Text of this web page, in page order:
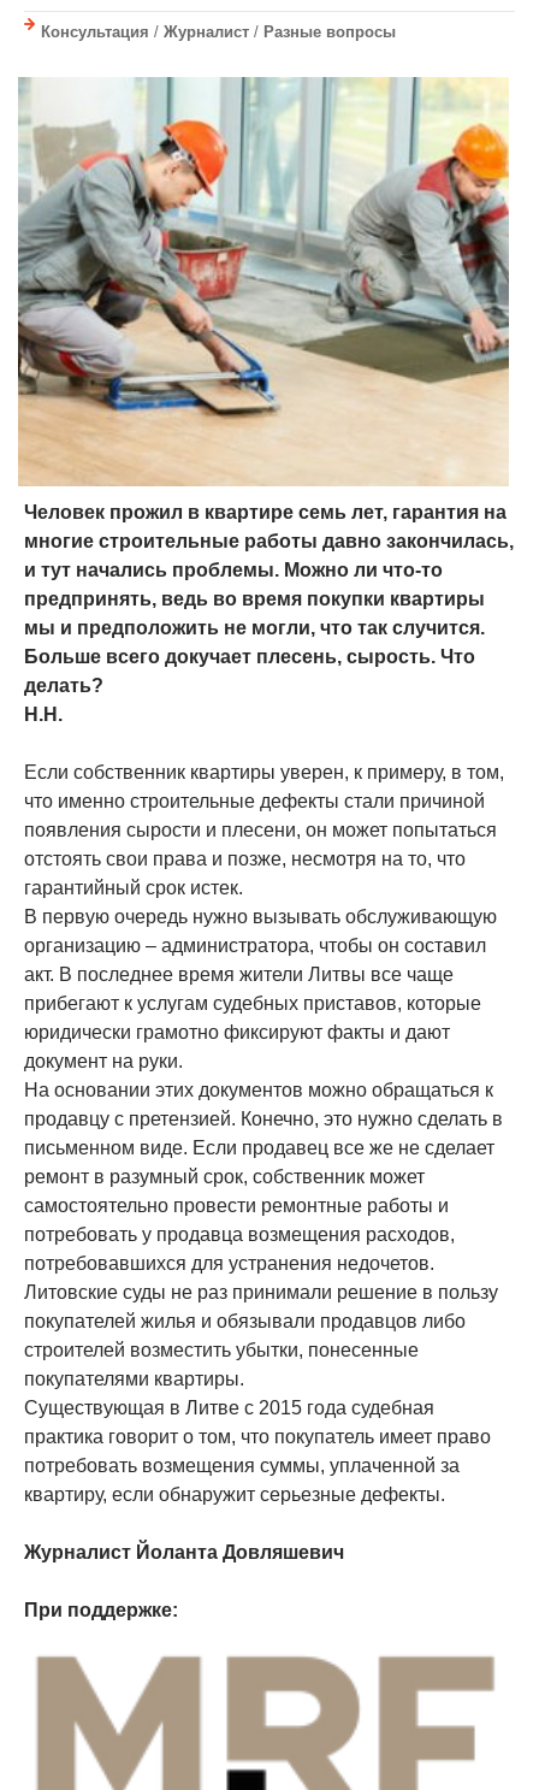
Консультация / Журналист / Разные вопросы
Человек прожил в квартире семь лет, гарантия на
многие строительные работы давно закончилась,
и тут начались проблемы. Можно ли что-то
предпринять, ведь во время покупки квартиры
мы и предположить не могли, что так случится.
Больше всего докучает плесень, сырость. Что
делать?
Н.Н.
Если собственник квартиры уверен, к примеру, в том,
что именно строительные дефекты стали причиной
появления сырости и плесени, он может попытаться
отстоять свои права и позже, несмотря на то, что
гарантийный срок истек.
В первую очередь нужно вызывать обслуживающую
организацию – администратора, чтобы он составил
акт. В последнее время жители Литвы все чаще
прибегают к услугам судебных приставов, которые
юридически грамотно фиксируют факты и дают
документ на руки.
На основании этих документов можно обращаться к
продавцу с претензией. Конечно, это нужно сделать в
письменном виде. Если продавец все же не сделает
ремонт в разумный срок, собственник может
самостоятельно провести ремонтные работы и
потребовать у продавца возмещения расходов,
потребовавшихся для устранения недочетов.
Литовские суды не раз принимали решение в пользу
покупателей жилья и обязывали продавцов либо
строителей возместить убытки, понесенные
покупателями квартиры.
Существующая в Литве с 2015 года судебная
практика говорит о том, что покупатель имеет право
потребовать возмещения суммы, уплаченной за
квартиру, если обнаружит серьезные дефекты.
Журналист Йоланта Довляшевич
При поддержке: